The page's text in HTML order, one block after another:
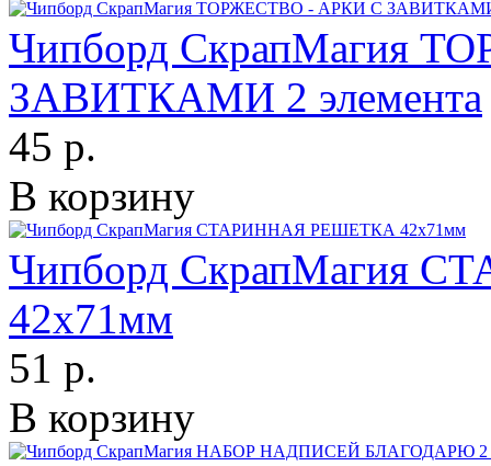
Чипборд СкрапМагия
ЗАВИТКАМИ 2 элемента
45 р.
В корзину
Чипборд СкрапМагия
42х71мм
51 р.
В корзину